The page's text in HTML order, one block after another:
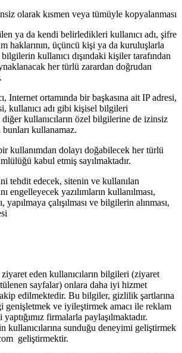
olarak kısmen veya tümüyle kopyalanması
ya da kendi belirledikleri kullanıcı adı, şifre
haklarının, üçüncü kişi ya da kuruluşlarla
kullanıcı dışındaki kişiler tarafından
her türlü zarardan doğrudan
Internet ortamında bir başkasına ait IP adresi,
kullanıcı adı gibi kişisel bilgileri
kullanıcıların özel bilgilerine de izinsiz
kullanamaz.
kullanımdan dolayı doğabilecek her türlü
kabul etmiş sayılmaktadır.
tehdit edecek, sitenin ve kullanılan
engelleyecek yazılımların kullanılması,
yapılmaya çalışılması ve bilgilerin alınması,
eden kullanıcıların bilgileri (ziyaret
sayfalar) onlara daha iyi hizmet
edilmektedir. Bu bilgiler, gizlilik şartlarına
genişletmek ve iyileştirmek amacı ile reklam
firmalarla paylaşılmaktadır.
kullanıcılarına sunduğu deneyimi geliştirmek
geliştirmektir.